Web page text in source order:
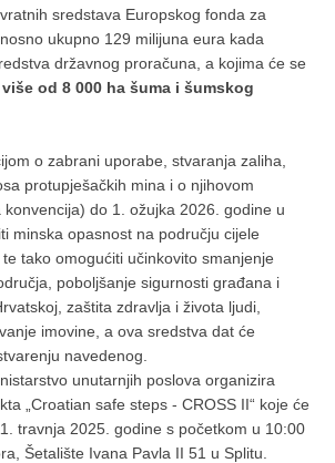
sredstava Europskog fonda za
ukupno 129 milijuna eura kada
državnog proračuna, a kojima će se
od 8 000 ha šuma i šumskog
o zabrani uporabe, stvaranja zaliha,
protupješačkih mina i o njihovom
konvencija) do 1. ožujka 2026. godine u
minska opasnost na području cijele
tako omogućiti učinkovito smanjenje
poboljšanje sigurnosti građana i
zaštita zdravlja i života ljudi,
imovine, a ova sredstva dat će
navedenog.
unutarnjih poslova organizira
„Croatian safe steps - CROSS II“ koje će
travnja 2025. godine s početkom u 10:00
Šetalište Ivana Pavla II 51 u Splitu.